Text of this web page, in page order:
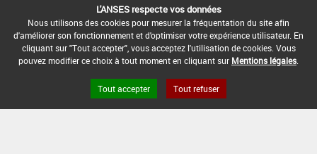
DATE DE FIN D'UTILISATION :
-
L'ANSES respecte vos données
Nous utilisons des cookies pour mesurer la fréquentation du site afin
d'améliorer son fonctionnement et d'optimiser votre expérience utilisateur. En
cliquant sur "Tout accepter", vous acceptez l'utilisation de cookies. Vous
pouvez modifier ce choix à tout moment en cliquant sur Mentions légales
Tout accepter Tout refuser